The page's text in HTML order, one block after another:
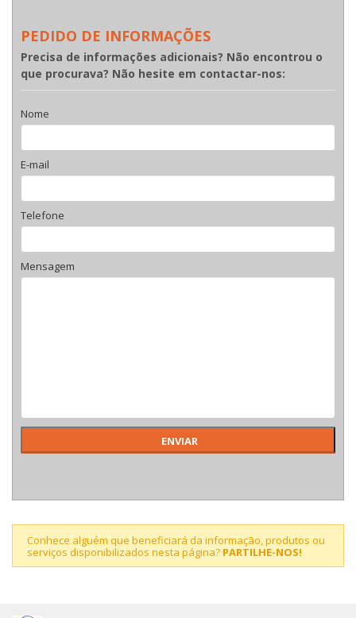
PEDIDO DE INFORMAÇÕES
Precisa de informações adicionais? Não encontrou o
que procurava? Não hesite em contactar-nos:
Nome
E-mail
Telefone
Mensagem
Conhece alguém que beneficiará da informação, produtos ou
serviços disponibilizados nesta página? PARTILHE-NOS!